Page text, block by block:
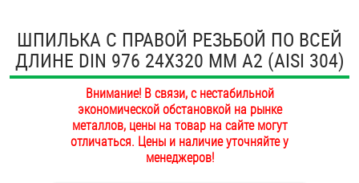
ОПТ
ПОКУПАТЕЛЯМ
ОПЛАТА И ДОСТАВКА
НАШИ МАГАЗИНЫ
Антивандальный крепёж, инструмент
Болты и винты
Втулки
ШПИЛЬКА С ПРАВОЙ РЕЗЬБОЙ ПО ВСЕЙ
ДЛИНЕ DIN 976 24Х320 ММ А2 (AISI 304)
Внимание! В связи, с нестабильной
экономической обстановкой на рынке
металлов, цены на товар на сайте могут
отличаться. Цены и наличие уточняйте у
менеджеров!